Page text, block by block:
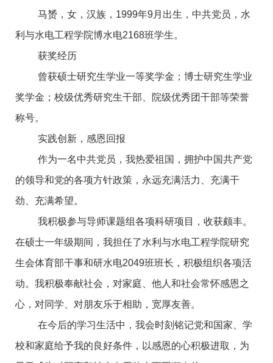
马赟，女，汉族，1999年9月出生，中共党员，水
利与水电工程学院博水电2168班学生。
获奖经历
曾获硕士研究生学业一等奖学金；博士研究生学业
奖学金；校级优秀研究生干部、院级优秀团干部等荣誉
称号。
实践创新，感恩回报
作为一名中共党员，我热爱祖国，拥护中国共产党
的领导和党的各项方针政策，永远充满活力、充满干
劲、充满希望。
我积极参与导师课题组各项科研项目，收获颇丰。
在硕士一年级期间，我担任了水利与水电工程学院研究
生会体育部干事和研水电2049班班长，积极组织各项活
动。我积极奉献社会，对家庭、他人和社会常怀感恩之
心，对同学、对朋友乐于相助，宽厚友善。
在今后的学习生活中，我会时刻铭记党和国家、学
校和家庭给予我的良好条件，以感恩的心积极进取，为